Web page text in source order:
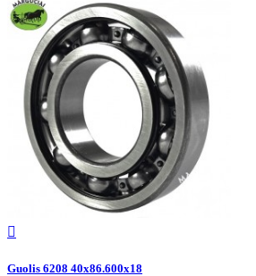

Guolis 6208 40x86.600x18